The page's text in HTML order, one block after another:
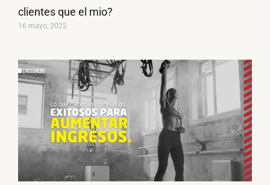
clientes que el mio?
16 mayo, 2022